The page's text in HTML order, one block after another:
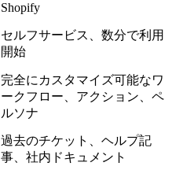
Shopify
セルフサービス、数分で利用
開始
完全にカスタマイズ可能なワ
ークフロー、アクション、ペ
ルソナ
過去のチケット、ヘルプ記
事、社内ドキュメント